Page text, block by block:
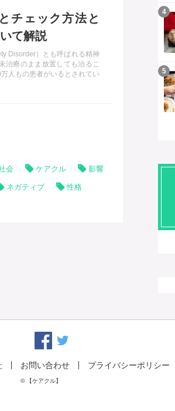
チェック方法と
て解説
Disorder）とも呼ばれる精神
治療のまま放置しても治るこ
人もの患者がいるとされてい
会 ケアクル 影響
ネガティブ 性格
4
5
お問い合わせ プライバシーポリシー
© 【ケアクル】